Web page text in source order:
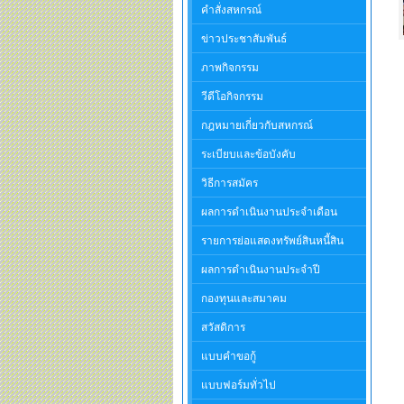
คำสั่งสหกรณ์
ข่าวประชาสัมพันธ์
ภาพกิจกรรม
วีดีโอกิจกรรม
กฎหมายเกี่ยวกับสหกรณ์
ระเบียบและข้อบังคับ
วิธีการสมัคร
ผลการดำเนินงานประจำเดือน
รายการย่อแสดงทรัพย์สินหนี้สิน
ผลการดำเนินงานประจำปี
กองทุนและสมาคม
สวัสดิการ
แบบคำขอกู้
แบบฟอร์มทั่วไป